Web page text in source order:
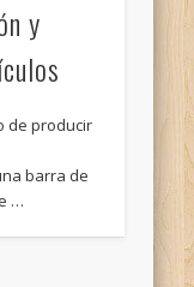
y
de producir
barra de
…